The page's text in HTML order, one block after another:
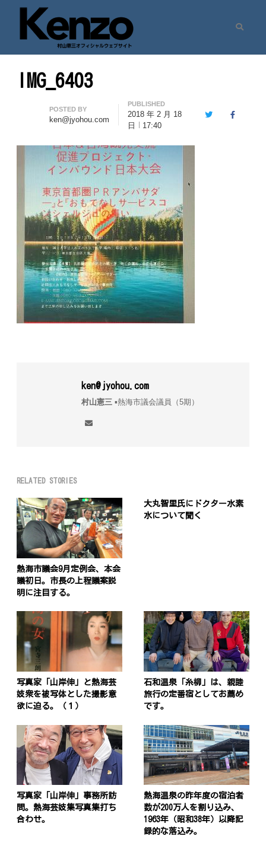
七転八起 – 村山憲三 Official Site
村山憲三ウェブサイト
IMG_6403
Author
POSTED BY
ken@jyohou.com
PUBLISHED
2018 年 2 月 18
日
17:40
TwitterFacebook
ken@jyohou.com
村山憲三▪︎熱海市議会議員（5期）
RELATED STORIES
熱海市議会9月定例会、本会
議初日。市長の上程議案説
明に注目する。
大丸智里氏にドクター水素
水について聞く
写真家「山岸伸」と熱海芸
妓衆を被写体とした撮影意
欲に迫る。（１）
石和温泉「糸柳」は、親睦
旅行の定番宿としてお薦め
です。
写真家「山岸伸」事務所訪
問。熱海芸妓集写真集打ち
合わせ。
熱海温泉の昨年度の宿泊者
数が200万人を割り込み、
1963年（昭和38年）以降記
録的な落込み。